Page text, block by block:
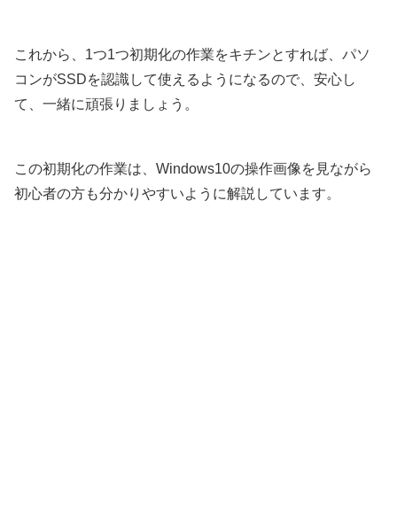
これから、1つ1つ初期化の作業をキチンとすれば、パソ
コンがSSDを認識して使えるようになるので、安心し
て、一緒に頑張りましょう。
この初期化の作業は、Windows10の操作画像を見ながら
初心者の方も分かりやすいように解説しています。